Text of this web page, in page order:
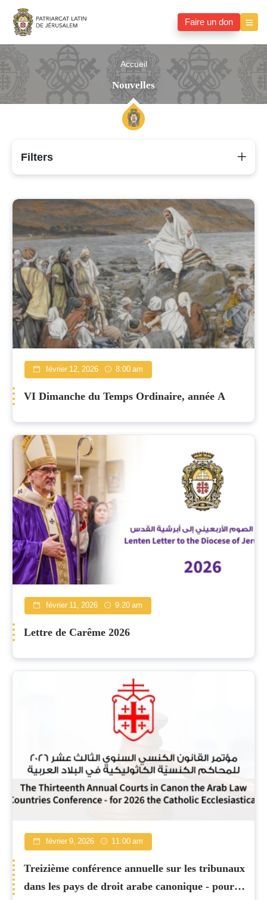
Faire un don
Accueil
Nouvelles
Filters
Nouvelles
février 12, 2026 8:00 am
VI Dimanche du Temps Ordinaire, année A
février 11, 2026 9:20 am
Lettre de Carême 2026
février 9, 2026 11:00 am
Treizième conférence annuelle sur les tribunaux
dans les pays de droit arabe canonique - pour